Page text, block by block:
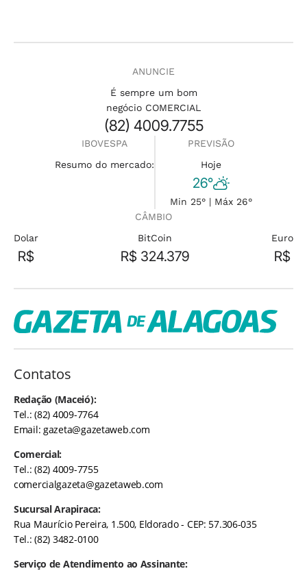
ANUNCIE
É sempre um bom
negócio COMERCIAL
(82) 4009.7755
IBOVESPA
Resumo do mercado:
PREVISÃO
Hoje
26°
Min 25° | Máx 26°
CÂMBIO
Dolar
R$
BitCoin
R$ 324.379
Euro
R$
Contatos
Redação (Maceió):
Tel.: (82) 4009-7764
Email:gazeta@gazetaweb.com
Comercial:
Tel.: (82) 4009-7755
comercialgazeta@gazetaweb.com
Sucursal Arapiraca:
Rua Maurício Pereira, 1.500, Eldorado - CEP: 57.306-035
Tel.: (82) 3482-0100
Serviço de Atendimento ao Assinante: